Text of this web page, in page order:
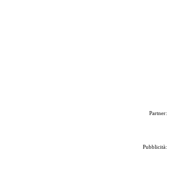
Partner:
Pubblicità: